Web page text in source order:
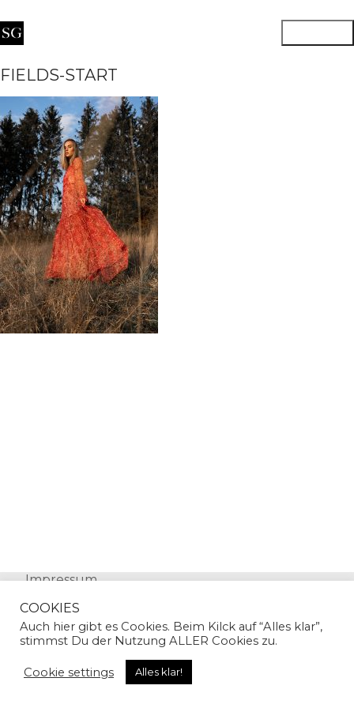
FIELDS-START
Impressum
© Copyright 2024 | Sandra Gallian | All Rights
COOKIES
Auch hier gibt es Cookies. Beim Kilck auf “Alles klar”,
stimmst Du der Nutzung ALLER Cookies zu.
Cookie settings Alles klar!